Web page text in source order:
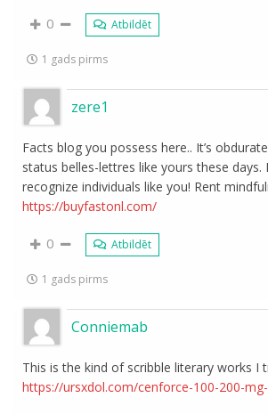
0 Atbildēt
1 gads pirms
zere1
Facts blog you possess here.. It’s
status belles-lettres like yours these days.
recognize individuals like you! Rent
https://buyfastonl.com/
0 Atbildēt
1 gads pirms
Conniemab
This is the kind of scribble literary works I
https://ursxdol.com/cenforce-100-200-